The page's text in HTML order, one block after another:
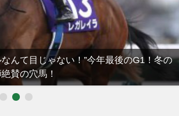
んて目じゃない！”今年最後のG1！冬の
賛の穴馬！